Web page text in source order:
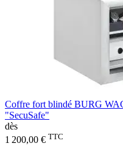
Coffre fort blindé BURG
"SecuSafe"
dès
1 200,00 € TTC